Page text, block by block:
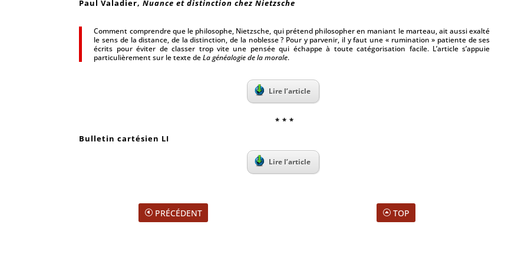
Paul Valadier,Nuance et distinction chez Nietzsche
Comment comprendre que le philosophe, Nietzsche, qui prétend philosopher en maniant le marteau, ait aussi exalté
le sens de la distance, de la distinction, de la noblesse ? Pour y parvenir, il y faut une « rumination » patiente de ses
écrits pour éviter de classer trop vite une pensée qui échappe à toute catégorisation facile. L’article s’appuie
particulièrement sur le texte deLa généalogie de la morale.
Lire l’article
* * *
Bulletin cartésien LI
Lire l’article
PRÉCÉDENT TOP